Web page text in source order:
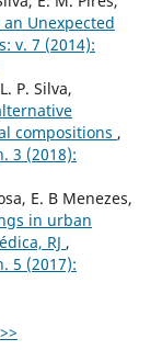
Unexpected
v. 7 (2014):
P. Silva,
compositions ,
3 (2018):
E. B Menezes,
in urban
RJ ,
5 (2017):
>>